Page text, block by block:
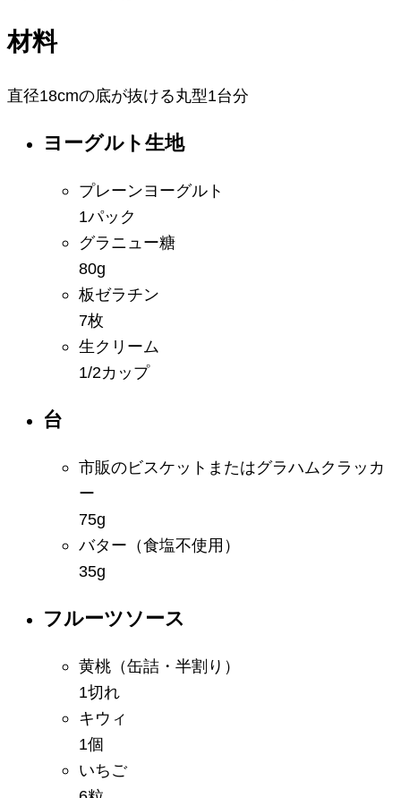
材料
直径18cmの底が抜ける丸型1台分
ヨーグルト生地
プレーンヨーグルト
1パック
グラニュー糖
80g
板ゼラチン
7枚
生クリーム
1/2カップ
台
市販のビスケットまたはグラハムクラッカ
ー
75g
バター （食塩不使用）
35g
フルーツソース
黄桃 （缶詰・半割り）
1切れ
キウィ
1個
いちご